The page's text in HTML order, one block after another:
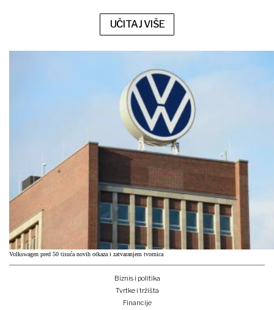
UČITAJ VIŠE
Volkswagen pred 50 tisuća novih otkaza i zatvaranjem tvornica
Biznis i politika
Tvrtke i tržišta
Financije